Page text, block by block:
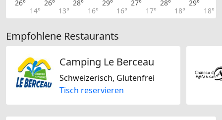
26°
14°
26°
13°
28°
16°
29°
16°
27°
17°
28°
18°
29°
18°
Empfohlene Restaurants
Camping Le Berceau
Schweizerisch, Glutenfrei
Tisch reservieren